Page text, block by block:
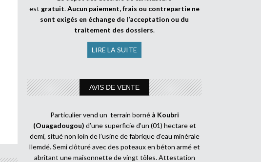
est gratuit.Aucun paiement, frais ou contrepartie ne
sont exigés en échange de l’acceptation ou du
traitement des dossiers.
LIRE LA SUITE
AVIS DE VENTE
Particulier vend un terrain borné à Koubri
(Ouagadougou) d’une superficie d’un (01) hectare et
demi, situé non loin de l’usine de fabrique d’eau minérale
Ilemdé. Semi clôturé avec des poteaux en béton armé et
abritant une maisonnette de vingt tôles. Attestation